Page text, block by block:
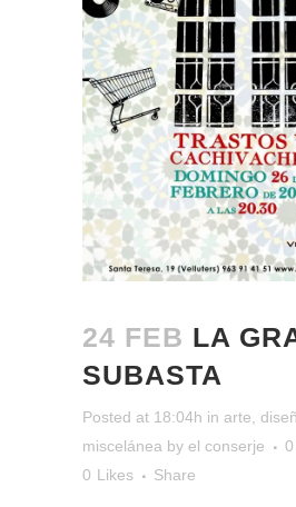
24 FEB LA
SUBASTA
Posted at 18:04h in arte,
miscelánea by el conserje
0 Likes Share